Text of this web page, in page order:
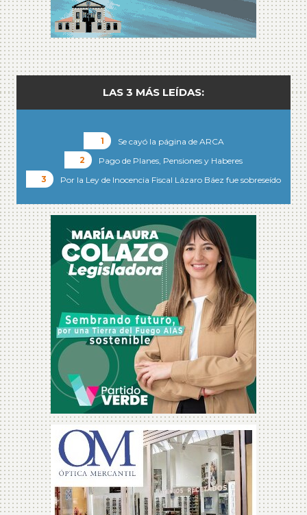
LAS 3 MÁS LEÍDAS:
Se cayó la página de ARCA
Pago de Planes, Pensiones y Haberes
Por la Ley de Inocencia Fiscal Lázaro Báez fue sobreseído